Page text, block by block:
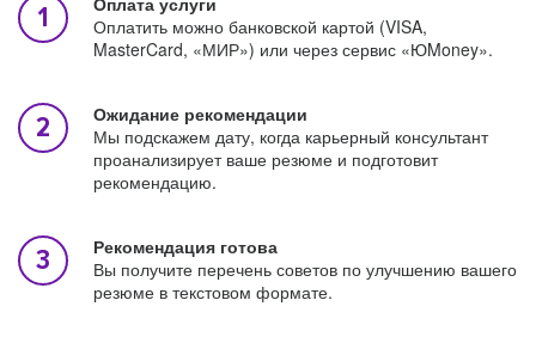
Оплатить можно банковской картой (VISA,
MasterCard, «МИР») или через сервис «ЮMoney».
Ожидание рекомендации
Мы подскажем дату, когда карьерный консультант
проанализирует ваше резюме и подготовит
рекомендацию.
Рекомендация готова
Вы получите перечень советов по улучшению вашего
резюме в текстовом формате.